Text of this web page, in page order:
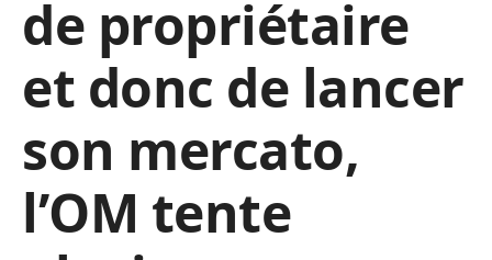
de propriétaire
et donc de lancer
son mercato,
l’OM tente